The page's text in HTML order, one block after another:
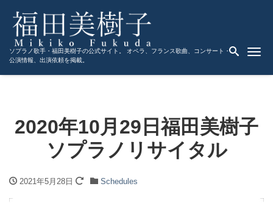
ソプラノ歌手・福田美樹子の公式サイト。 オペラ、フランス歌曲、コンサート・
公演情報、出演依頼を掲載。
2020年10月29日福田美樹子
ソプラノリサイタル
2021年5月28日 Schedules